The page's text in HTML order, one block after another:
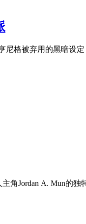
尼格被弃用的黑暗设
角Jordan A. Mun的